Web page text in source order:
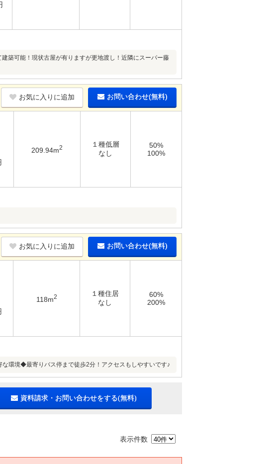
築可能！現状古屋が有りますが更地渡し！近隣にスーパー藤
お気に入りに追加 お問い合わせ(無料)
209.94m2
１種低層
なし
50%
100%
お気に入りに追加 お問い合わせ(無料)
118m2
１種住居
なし
60%
200%
環境◆最寄りバス停まで徒歩2分！アクセスもしやすいです♪
資料請求・お問い合わせをする(無料)
表示件数